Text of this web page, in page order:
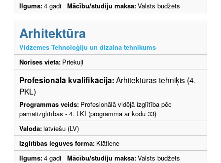
Ilgums:4 gadi Mācību/studiju maksa:Valsts budžets
Arhitektūra
Vidzemes Tehnoloģiju un dizaina tehnikums
Norises vieta: Priekuļi
Profesionālā kvalifikācija:Arhitektūras tehniķis (4.
PKL)
Programmas veids: Profesionālā vidējā izglītība pēc
pamatizglītības - 4. LKI (programma ar kodu 33)
Valoda:latviešu (LV)
Izglītības ieguves forma: Klātiene
Ilgums:4 gadi Mācību/studiju maksa:Valsts budžets